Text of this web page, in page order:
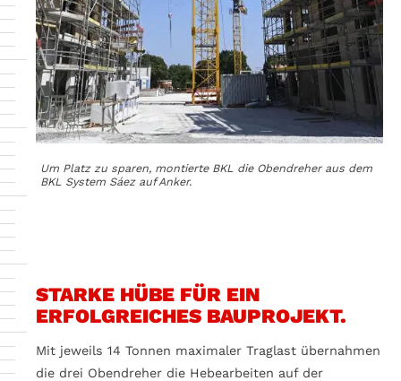
Um Platz zu sparen, montierte BKL die Obendreher aus dem
BKL System Sáez auf Anker.
STARKE HÜBE FÜR EIN
ERFOLGREICHES BAUPROJEKT.
Mit jeweils 14 Tonnen maximaler Traglast übernahmen
die drei Obendreher die Hebearbeiten auf der